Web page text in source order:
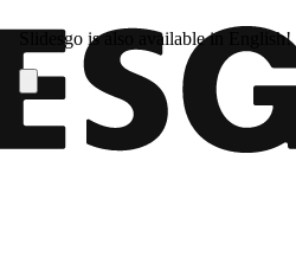
Slidesgo is also available in English!